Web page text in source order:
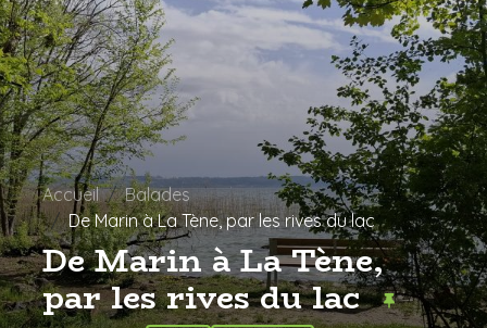
Accueil
Balades
De Marin à La Tène, par les rives du lac
De Marin à La Tène,
par les rives du lac